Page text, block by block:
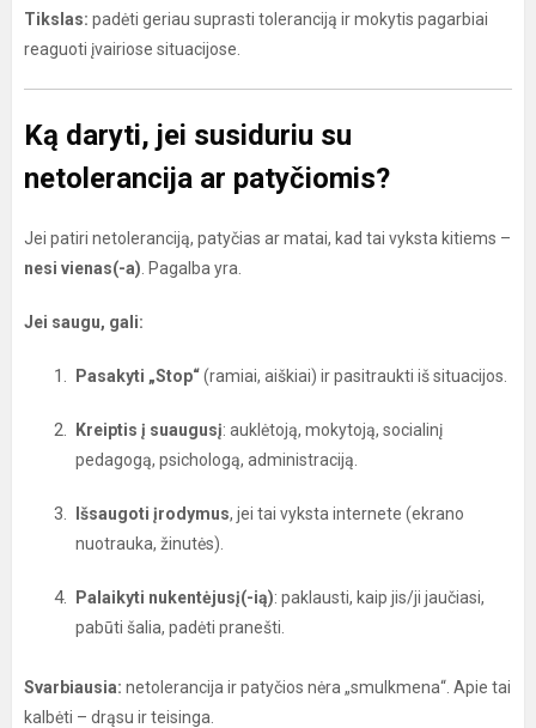
Tikslas: padėti geriau suprasti toleranciją ir mokytis pagarbiai
reaguoti įvairiose situacijose.
Ką daryti, jei susiduriu su
netolerancija ar patyčiomis?
Jei patiri netoleranciją, patyčias ar matai, kad tai vyksta kitiems –
nesi vienas(-a) . Pagalba yra.
Jei saugu, gali:
Pasakyti „Stop“(ramiai, aiškiai) ir pasitraukti iš situacijos.
Kreiptis į suaugusį: auklėtoją, mokytoją, socialinį
pedagogą, psichologą, administraciją.
Išsaugoti įrodymus, jei tai vyksta internete (ekrano
nuotrauka, žinutės).
Palaikyti nukentėjusį(-ią): paklausti, kaip jis/ji jaučiasi,
pabūti šalia, padėti pranešti.
Svarbiausia: netolerancija ir patyčios nėra „smulkmena“. Apie tai
kalbėti – drąsu ir teisinga.